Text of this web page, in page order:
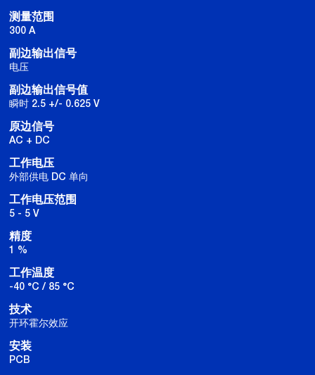
测量范围
300 A
副边输出信号
电压
副边输出信号值
瞬时 2.5 +/- 0.625 V
原边信号
AC + DC
工作电压
外部供电 DC 单向
工作电压范围
5 - 5 V
精度
1 %
工作温度
-40 °C / 85 °C
技术
开环霍尔效应
安装
PCB